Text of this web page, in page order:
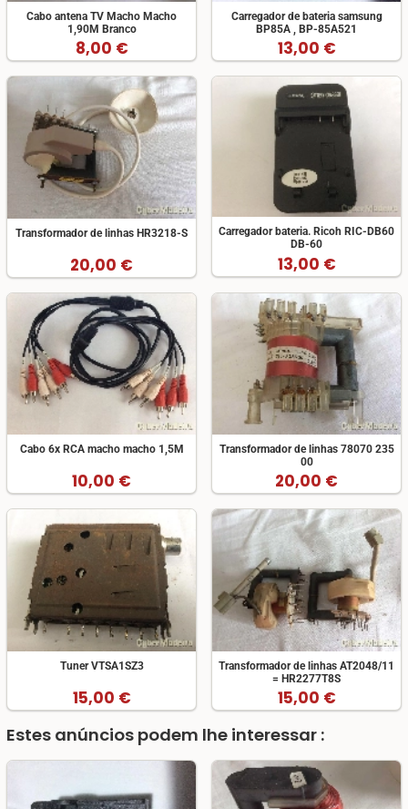
Cabo antena TV Macho Macho
1,90M Branco
8,00 €
Carregador de bateria samsung
BP85A , BP-85A521
13,00 €
Transformador de linhas HR3218-S
20,00 €
Carregador bateria. Ricoh RIC-DB60
DB-60
13,00 €
Cabo 6x RCA macho macho 1,5M
10,00 €
Transformador de linhas 78070 235
00
20,00 €
Tuner VTSA1SZ3
15,00 €
Transformador de linhas AT2048/11
= HR2277T8S
15,00 €
Estes anúncios podem lhe interessar :